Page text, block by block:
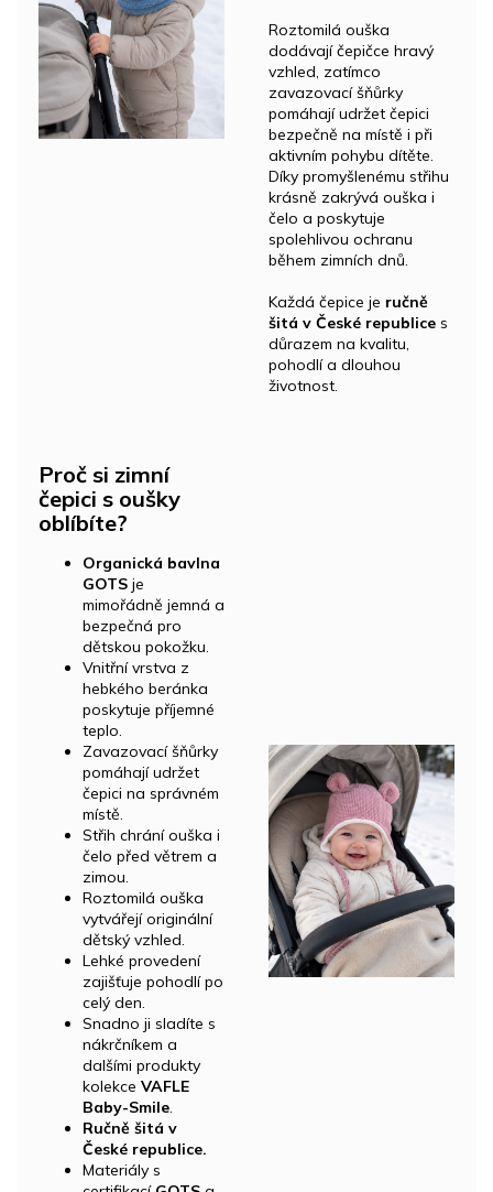
Roztomilá ouška
dodávají čepičce hravý
vzhled, zatímco
zavazovací šňůrky
pomáhají udržet čepici
bezpečně na místě i při
aktivním pohybu dítěte.
Díky promyšlenému střihu
krásně zakrývá ouška i
čelo a poskytuje
spolehlivou ochranu
během zimních dnů.
Každá čepice je ručně
šitá v České republice s
důrazem na kvalitu,
pohodlí a dlouhou
životnost.
Proč si zimní
čepici s oušky
oblíbíte?
Organická bavlna
GOTS je
mimořádně jemná a
bezpečná pro
dětskou pokožku.
Vnitřní vrstva z
hebkého beránka
poskytuje příjemné
teplo.
Zavazovací šňůrky
pomáhají udržet
čepici na správném
místě.
Střih chrání ouška i
čelo před větrem a
zimou.
Roztomilá ouška
vytvářejí originální
dětský vzhled.
Lehké provedení
zajišťuje pohodlí po
celý den.
Snadno ji sladíte s
nákrčníkem a
dalšími produkty
kolekce VAFLE
Baby-Smile.
Ručně šitá v
České republice.
Materiály s